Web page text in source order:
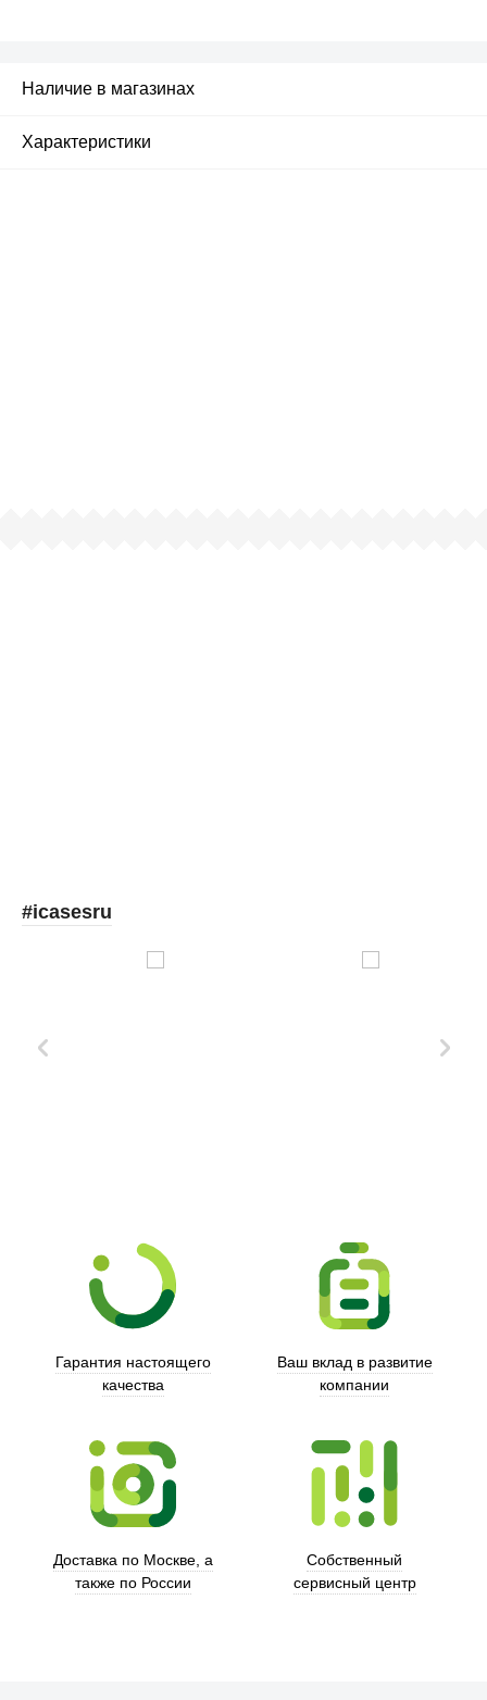
Наличие в магазинах
Характеристики
#icasesru
Гарантия настоящего
качества
Ваш вклад в развитие
компании
Доставка по Москве, а
также по России
Собственный
сервисный центр